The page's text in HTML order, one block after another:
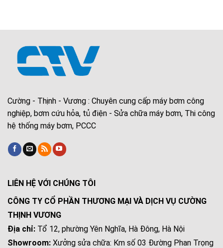
Cường - Thịnh - Vương : Chuyên cung cấp máy bơm công
nghiệp, bơm cứu hỏa, tủ điện - Sửa chữa máy bơm, Thi công
hệ thống máy bơm, PCCC
LIÊN HỆ VỚI CHÚNG TÔI
CÔNG TY CỔ PHẦN THƯƠNG MẠI VÀ DỊCH VỤ CƯỜNG
THỊNH VƯƠNG
Địa chỉ: Tổ 12, phường Yên Nghĩa, Hà Đông, Hà Nội
Showroom: Xưởng sửa chữa: Km số 03 Đường Phan Trọng